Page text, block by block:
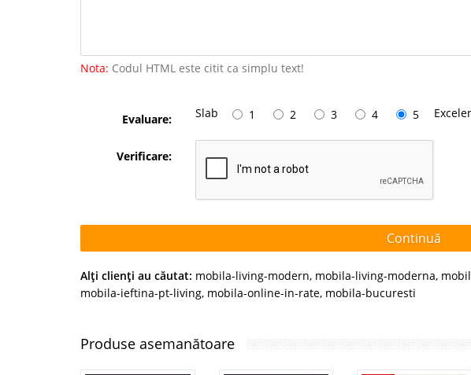
Nota: Codul HTML este citit ca simplu text!
Evaluare: Slab 1 2 3 4 5
Verificare:
Continuă
Alţi clienţi au căutat: mobila-living-modern, mobila-living-moderna,
mobila-ieftina-pt-living, mobila-online-in-rate, mobila-bucuresti
Produse asemanătoare